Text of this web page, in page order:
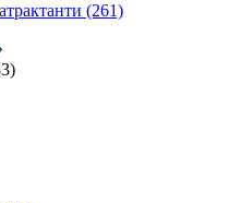
(261)